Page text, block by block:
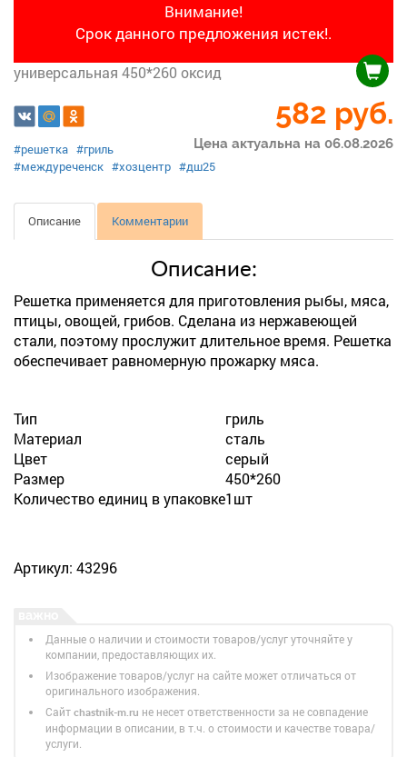
Внимание!
Срок данного предложения истек!.
универсальная 450*260 оксид
582 руб.
Цена актуальна на 06.08.2026
#решетка #гриль
#междуреченск #хозцентр #дш25
Описание Комментарии
Описание:
Решетка применяется для приготовления рыбы, мяса,
птицы, овощей, грибов. Сделана из нержавеющей
стали, поэтому прослужит длительное время. Решетка
обеспечивает равномерную прожарку мяса.
Тип
гриль
Материал
сталь
Цвет
серый
Размер
450*260
Количество единиц в упаковке1шт
Артикул: 43296
Данные о наличии и стоимости товаров/услуг уточняйте у
компании, предоставляющих их.
Изображение товаров/услуг на сайте может отличаться от
оригинального изображения.
Сайт chastnik-m.ru не несет ответственности за не совпадение
информации в описании, в т.ч. о стоимости и качестве товара/
услуги.